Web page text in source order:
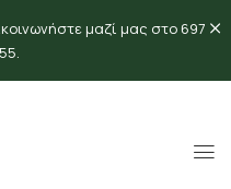
μαζί μας στο 697